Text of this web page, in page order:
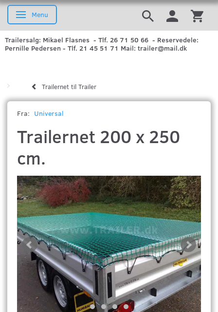
Skifte navigation
Menu
Trailersalg: Mikael Flasnes - Tlf. 26 71 50 66 - Reservedele:
Pernille Pedersen - Tlf. 21 45 51 71 Mail: trailer@mail.dk
Trailernet til Trailer
Fra: Universal
Trailernet 200 x 250
cm.